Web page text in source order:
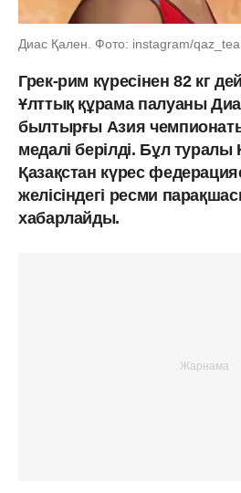
Диас Қален. Фото: instagram/
Грек-рим күресінен 82 кг
Ұлттық құрама палуаны
былтырғы Азия
медалі берілді. Бұл туралы
Қазақстан күрес
желісіндегі ресми
хабарлайды.